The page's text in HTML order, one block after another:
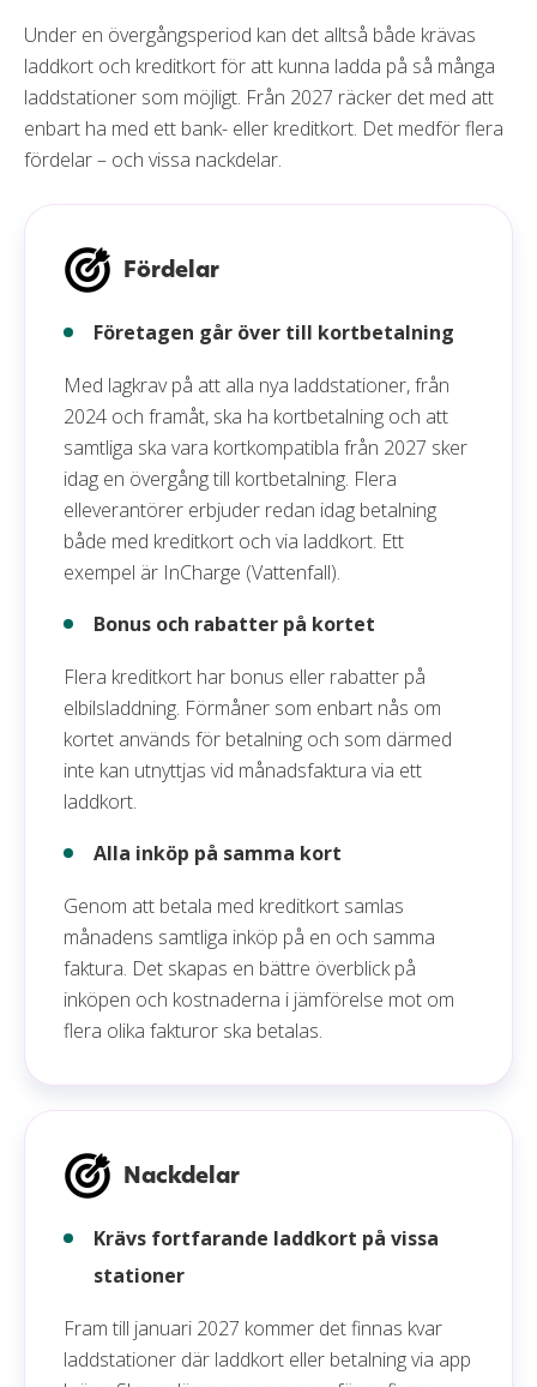
Under en övergångsperiod kan det alltså både krävas
laddkort och kreditkort för att kunna ladda på så många
laddstationer som möjligt. Från 2027 räcker det med att
enbart ha med ett bank- eller kreditkort. Det medför flera
fördelar – och vissa nackdelar.
Fördelar
Företagen går över till kortbetalning
Med lagkrav på att alla nya laddstationer, från
2024 och framåt, ska ha kortbetalning och att
samtliga ska vara kortkompatibla från 2027 sker
idag en övergång till kortbetalning. Flera
elleverantörer erbjuder redan idag betalning
både med kreditkort och via laddkort. Ett
exempel är InCharge (Vattenfall).
Bonus och rabatter på kortet
Flera kreditkort har bonus eller rabatter på
elbilsladdning. Förmåner som enbart nås om
kortet används för betalning och som därmed
inte kan utnyttjas vid månadsfaktura via ett
laddkort.
Alla inköp på samma kort
Genom att betala med kreditkort samlas
månadens samtliga inköp på en och samma
faktura. Det skapas en bättre överblick på
inköpen och kostnaderna i jämförelse mot om
flera olika fakturor ska betalas.
Nackdelar
Krävs fortfarande laddkort på vissa
stationer
Fram till januari 2027 kommer det finnas kvar
laddstationer där laddkort eller betalning via app